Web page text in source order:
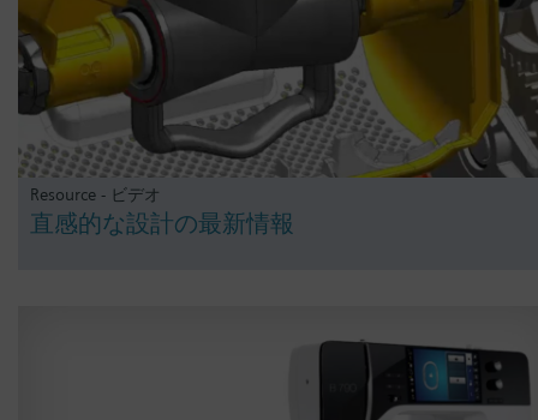
Resource - ビデオ
直感的な設計の最新情報